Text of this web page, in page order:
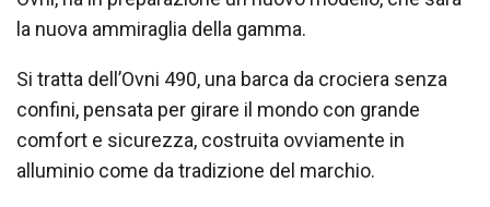
la nuova ammiraglia della gamma.
Si tratta dell’Ovni 490, una barca da crociera senza
confini, pensata per girare il mondo con grande
comfort e sicurezza, costruita ovviamente in
alluminio come da tradizione del marchio.